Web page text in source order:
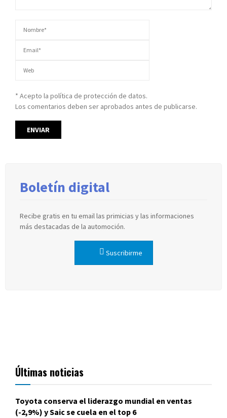
* Acepto la política de protección de datos.
Los comentarios deben ser aprobados antes de publicarse.
Boletín digital
Recibe gratis en tu email las primicias y las informaciones
más destacadas de la automoción.
Suscribirme
Últimas noticias
Toyota conserva el liderazgo mundial en ventas
(-2,9%) y Saic se cuela en el top 6